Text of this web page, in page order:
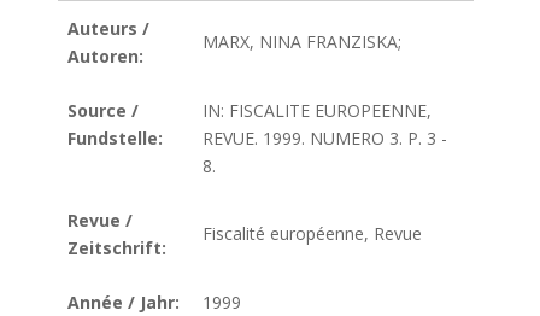
Auteurs /
Autoren:
MARX, NINA FRANZISKA;
Source /
Fundstelle:
IN: FISCALITE EUROPEENNE,
REVUE. 1999. NUMERO 3. P. 3 -
8.
Revue /
Zeitschrift:
Fiscalité européenne, Revue
Année / Jahr: 1999